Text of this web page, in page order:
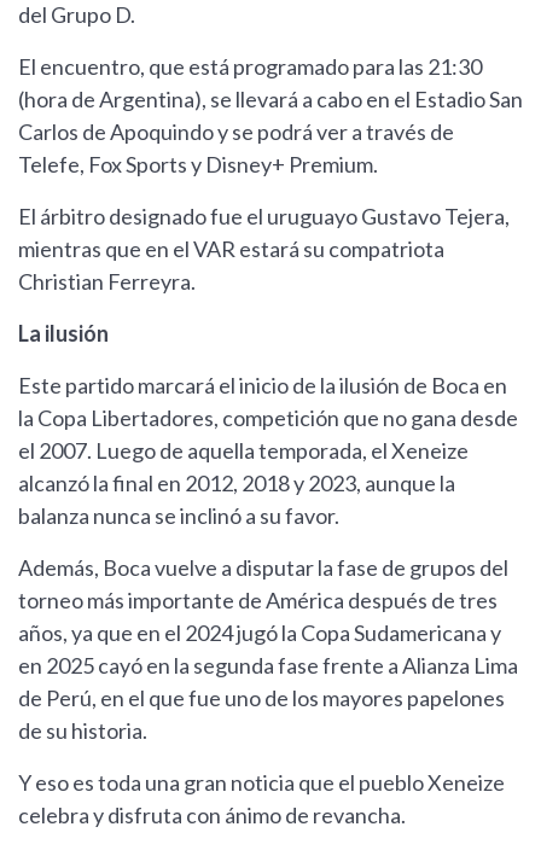
del Grupo D.
El encuentro, que está programado para las 21:30
(hora de Argentina), se llevará a cabo en el Estadio San
Carlos de Apoquindo y se podrá ver a través de
Telefe, Fox Sports y Disney+ Premium.
El árbitro designado fue el uruguayo Gustavo Tejera,
mientras que en el VAR estará su compatriota
Christian Ferreyra.
La ilusión
Este partido marcará el inicio de la ilusión de Boca en
la Copa Libertadores, competición que no gana desde
el 2007. Luego de aquella temporada, el Xeneize
alcanzó la final en 2012, 2018 y 2023, aunque la
balanza nunca se inclinó a su favor.
Además, Boca vuelve a disputar la fase de grupos del
torneo más importante de América después de tres
años, ya que en el 2024 jugó la Copa Sudamericana y
en 2025 cayó en la segunda fase frente a Alianza Lima
de Perú, en el que fue uno de los mayores papelones
de su historia.
Y eso es toda una gran noticia que el pueblo Xeneize
celebra y disfruta con ánimo de revancha.